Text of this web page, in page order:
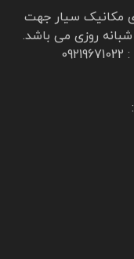
مکانیک سیار جهت
روزی می باشد.